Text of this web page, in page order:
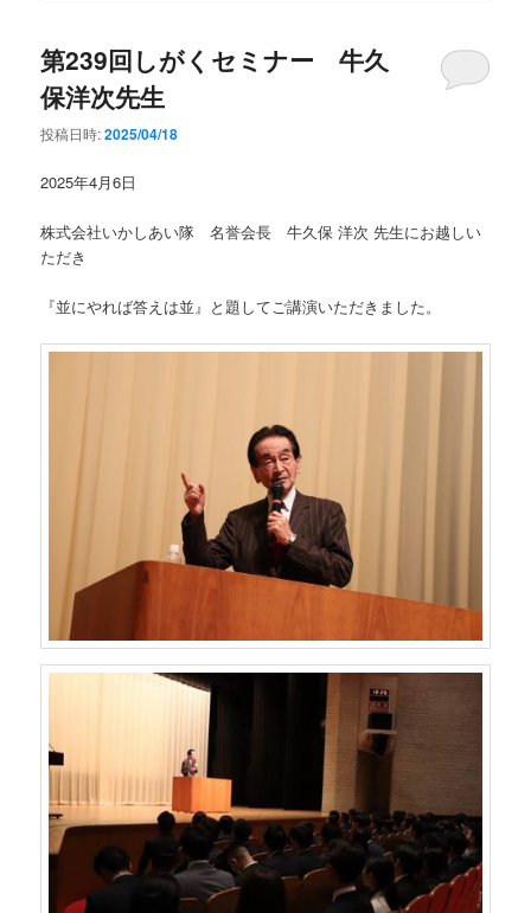
第239回しがくセミナー 牛久
保洋次先生
投稿日時:2025/04/18
2025年4月6日
株式会社いかしあい隊 名誉会長 牛久保 洋次 先生にお越しい
ただき
『並にやれば答えは並』と題してご講演いただきました。